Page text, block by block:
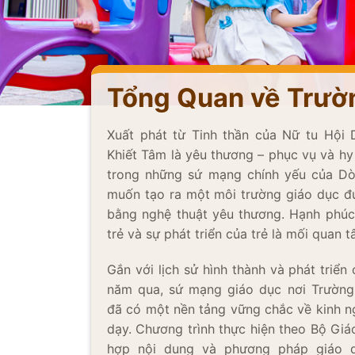
Tổng Quan về
Xuất phát từ Tinh thần của Nữ tu Hội
Khiết Tâm là yêu thương – phục vụ và
trong những sứ mạng chính yếu của
muốn tạo ra một môi trường giáo dục
bằng nghệ thuật yêu thương. Hạnh
trẻ và sự phát triển của trẻ là mối quan
Gắn với lịch sử hình thành và phát triển
năm qua, sứ mạng giáo dục nơi
đã có một nền tảng vững chắc về kinh
dạy. Chương trình thực hiện theo Bộ
hợp nội dung và phương pháp giáo